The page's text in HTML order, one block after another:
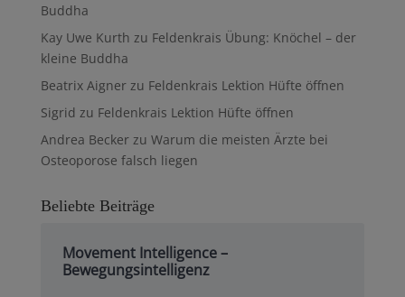
Buddha
Kay Uwe Kurth zu Feldenkrais Übung: Knöchel – der
kleine Buddha
Beatrix Aignerzu Feldenkrais Lektion Hüfte öffnen
Sigrid zu Feldenkrais Lektion Hüfte öffnen
Andrea Beckerzu Warum die meisten Ärzte bei
Osteoporose falsch liegen
Beliebte Beiträge
Movement Intelligence –
Bewegungsintelligenz